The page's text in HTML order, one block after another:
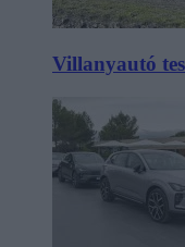
Villanyautó